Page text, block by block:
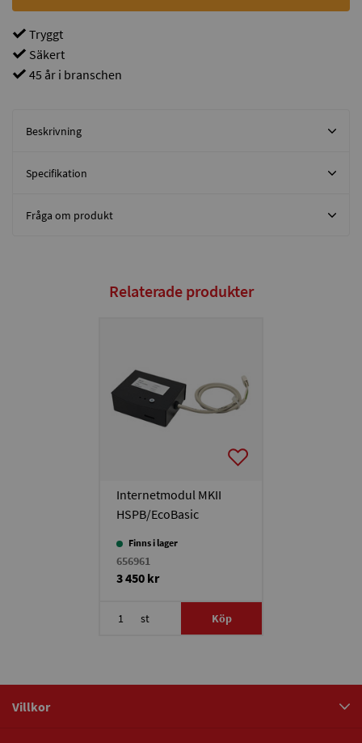
Tryggt
Säkert
45 år i branschen
Beskrivning
Specifikation
Fråga om produkt
Relaterade produkter
Internetmodul MKII
HSPB/EcoBasic
Finns i lager
656961
3 450 kr
st Köp
Villkor